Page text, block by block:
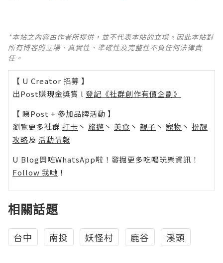
*本站之內容由作者所提供，並不代表本站的立場。因此本站對
所有博客的立場、真實性、準確性及完整性不負任何法律責
任。
【 U Creator 招募 】
出Post賺現金獎賞 l 登記《社群創作有價企劃》
【 睇Post + 參加品牌活動 】
瀏覽更多社群 打卡 丶 旅遊 丶 美食 丶 親子 丶 寵物 丶 扮靚
攻略及 活動情報
U Blog開咗WhatsApp啦！發掘更多吃喝玩樂資訊！
Follow 我哋 ！
相關話題
台中 南投 妖怪村 鹿谷 溪頭